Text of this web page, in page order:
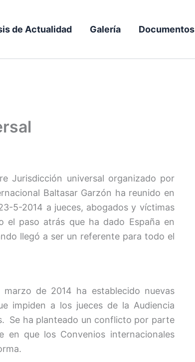
de Actualidad Galería Documentos
Jurisdicción universal organizado por
Baltasar Garzón ha reunido en
5-2014 a jueces, abogados y víctimas
el paso atrás que ha dado España en
llegó a ser un referente para todo el
de 2014 ha establecido nuevas
impiden a los jueces de la Audiencia
Se ha planteado un conflicto por parte
en que los Convenios internacionales